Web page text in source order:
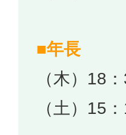
■年長
（木）18
（土）15